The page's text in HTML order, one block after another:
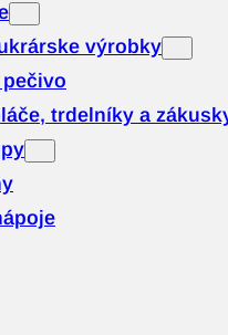
výrobky
trdelníky a